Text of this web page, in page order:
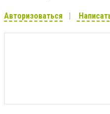
Авторизоваться